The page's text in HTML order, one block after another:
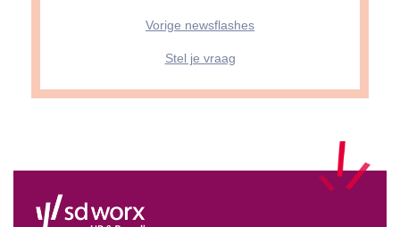
Vorige newsflashes
Stel je vraag